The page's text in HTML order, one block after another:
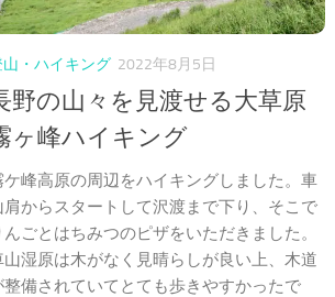
山・ハイキング 2022年8月5日
野の山々を見渡せる大草原
ヶ峰ハイキング
ケ峰高原の周辺をハイキングしました。車
肩からスタートして沢渡まで下り、そこで
んごとはちみつのピザをいただきました。
山湿原は木がなく見晴らしが良い上、木道
整備されていてとても歩きやすかったで